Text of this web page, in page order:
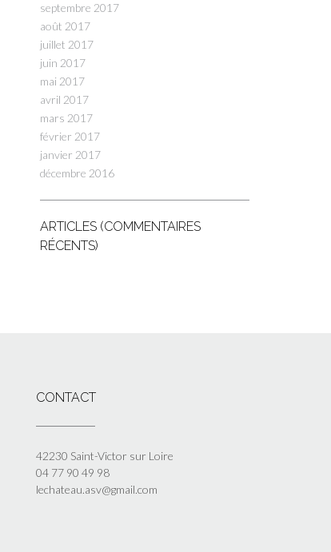
septembre 2017
août 2017
juillet 2017
juin 2017
mai 2017
avril 2017
mars 2017
février 2017
janvier 2017
décembre 2016
ARTICLES (COMMENTAIRES
RÉCENTS)
CONTACT
42230 Saint-Victor sur Loire
04 77 90 49 98
lechateau.asv@gmail.com